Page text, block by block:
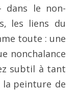
dans le non-
les liens du
toute : une
nonchalance
subtil à tant
la peinture de